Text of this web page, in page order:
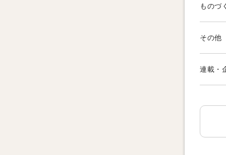
ものづ
その他
連載・